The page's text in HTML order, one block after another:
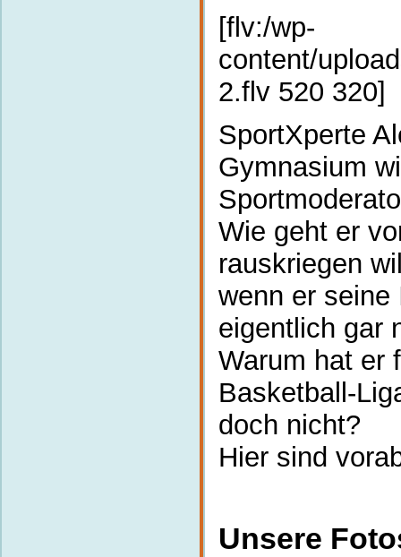
[flv:/wp-
content/
2.flv 520 320]
SportXperte
Gymnasium
Wie geht er
rauskriegen
wenn er seine
eigentlich gar
Warum hat er
Basketball-
doch nicht?
Hier sind
Unsere